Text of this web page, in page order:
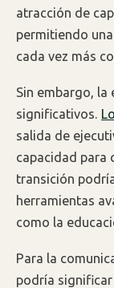
atracción de
permitiendo
cada vez más
Sin embargo, la
significativos.
salida de
capacidad para
transición
herramientas
como la
Para la
podría